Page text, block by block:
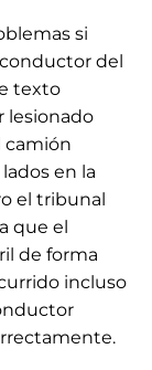
si
del
texto
lesionado
camión
en la
el tribunal
que el
de forma
incluso